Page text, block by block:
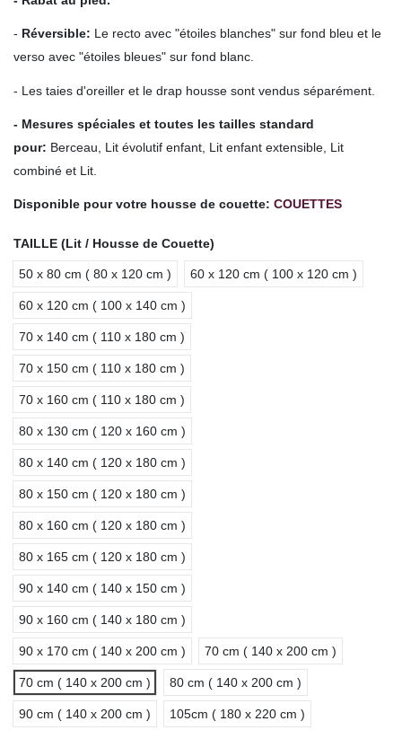
- Réversible: Le recto avec "étoiles blanches" sur fond bleu et le
verso avec "étoiles bleues" sur fond blanc.
- Les taies d'oreiller et le drap housse sont vendus séparément.
- Mesures spéciales et toutes les tailles standard
pour: Berceau, Lit évolutif enfant, Lit enfant extensible, Lit
combiné et Lit.
Disponible pour votre housse de couette: COUETTES
TAILLE (Lit / Housse de Couette)
50 x 80 cm ( 80 x 120 cm ) 60 x 120 cm ( 100 x 120 cm )
60 x 120 cm ( 100 x 140 cm )
70 x 140 cm ( 110 x 180 cm )
70 x 150 cm ( 110 x 180 cm )
70 x 160 cm ( 110 x 180 cm )
80 x 130 cm ( 120 x 160 cm )
80 x 140 cm ( 120 x 180 cm )
80 x 150 cm ( 120 x 180 cm )
80 x 160 cm ( 120 x 180 cm )
80 x 165 cm ( 120 x 180 cm )
90 x 140 cm ( 140 x 150 cm )
90 x 160 cm ( 140 x 180 cm )
90 x 170 cm ( 140 x 200 cm ) 70 cm ( 140 x 200 cm )
70 cm ( 140 x 200 cm ) 80 cm ( 140 x 200 cm )
90 cm ( 140 x 200 cm ) 105cm ( 180 x 220 cm )